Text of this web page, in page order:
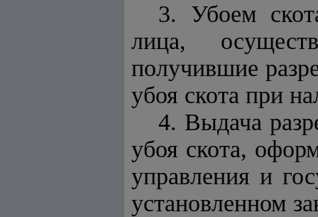
3. Убоем
лица,
получившие
убоя скота при
4. Выдача
убоя скота,
управления и
установленном